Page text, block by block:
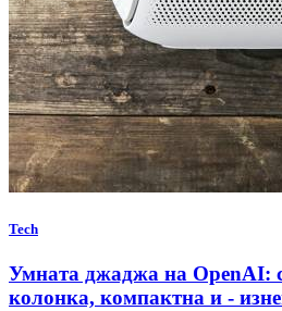
Tech
Умната джаджа на OpenAI:
колонка, компактна и -